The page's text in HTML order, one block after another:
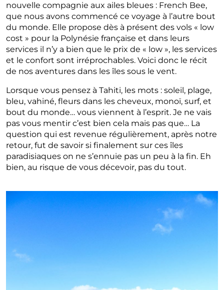
nouvelle compagnie aux ailes bleues : French Bee,
que nous avons commencé ce voyage à l’autre bout
du monde. Elle propose dès à présent des vols « low
cost » pour la Polynésie française et dans leurs
services il n’y a bien que le prix de « low », les services
et le confort sont irréprochables. Voici donc le récit
de nos aventures dans les îles sous le vent.
Lorsque vous pensez à Tahiti, les mots : soleil, plage,
bleu, vahiné, fleurs dans les cheveux, monoï, surf, et
bout du monde… vous viennent à l’esprit. Je ne vais
pas vous mentir c’est bien cela mais pas que… La
question qui est revenue régulièrement, après notre
retour, fut de savoir si finalement sur ces îles
paradisiaques on ne s’ennuie pas un peu à la fin. Eh
bien, au risque de vous décevoir, pas du tout.